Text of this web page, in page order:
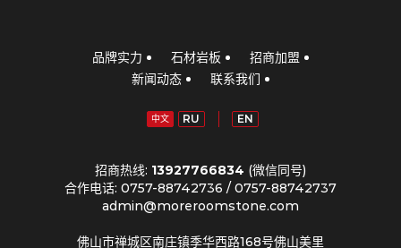
品牌实力 石材岩板
招商加盟
新闻动态
联系我们
中文 RU EN
招商热线: 13927766834 (微信同号)
合作电话: 0757-88742736 / 0757-88742737
admin@moreroomstone.com
佛山市禅城区南庄镇季华西路168号佛山美里